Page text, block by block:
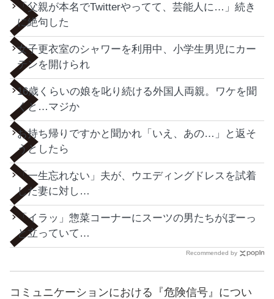
「父親が本名でTwitterやってて、芸能人に…」続き
に絶句した
女子更衣室のシャワーを利用中、小学生男児にカー
テンを開けられ
16歳くらいの娘を叱り続ける外国人両親。ワケを聞
くと…マジか
お持ち帰りですかと聞かれ「いえ、あの…」と返そ
うとしたら
「一生忘れない」夫が、ウエディングドレスを試着
した妻に対し…
「イラッ」惣菜コーナーにスーツの男たちがぼーっ
と立っていて…
Recommended by
コミュニケーションにおける『危険信号』につい